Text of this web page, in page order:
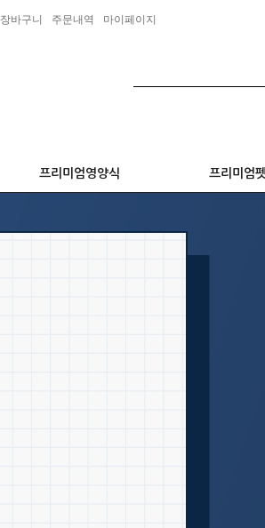
장바구니 주문내역 마이페이지
프리미엄영양식 프리미엄